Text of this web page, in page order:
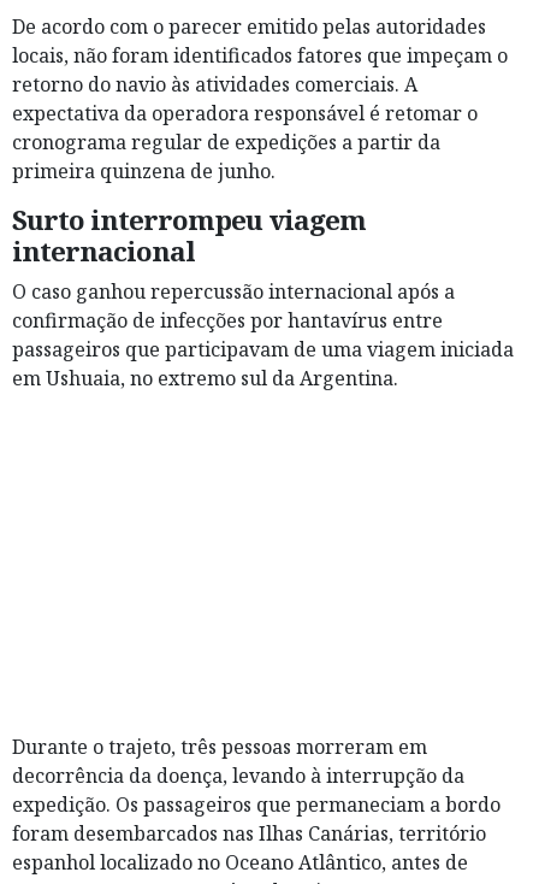
De acordo com o parecer emitido pelas autoridades
locais, não foram identificados fatores que impeçam o
retorno do navio às atividades comerciais. A
expectativa da operadora responsável é retomar o
cronograma regular de expedições a partir da
primeira quinzena de junho.
Surto interrompeu viagem
internacional
O caso ganhou repercussão internacional após a
confirmação de infecções por hantavírus entre
passageiros que participavam de uma viagem iniciada
em Ushuaia, no extremo sul da Argentina.
Durante o trajeto, três pessoas morreram em
decorrência da doença, levando à interrupção da
expedição. Os passageiros que permaneciam a bordo
foram desembarcados nas Ilhas Canárias, território
espanhol localizado no Oceano Atlântico, antes de